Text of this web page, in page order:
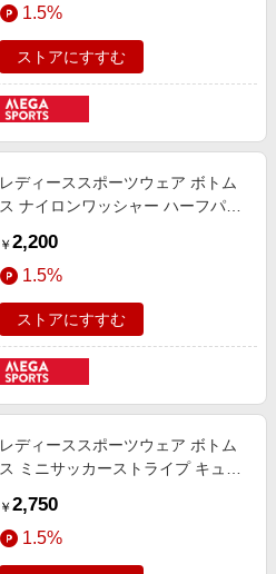
1.5%
ストアにすすむ
レディーススポーツウェア ボトム
ス ナイロンワッシャー ハーフパン
グレー 008-1121-23024
￥ 2,200
1.5%
ストアにすすむ
レディーススポーツウェア ボトム
ス ミニサッカーストライプ キュロ
ブルー 008-1121-23035
￥ 2,750
1.5%